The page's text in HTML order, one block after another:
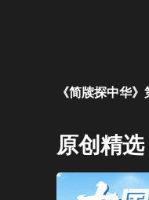
《简牍探中华
原创精选